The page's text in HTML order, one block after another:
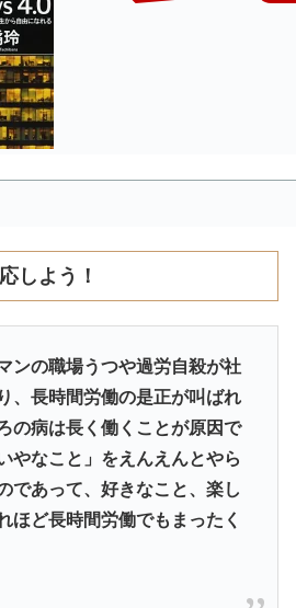
しよう！
ンの職場うつや過労自殺が社
、長時間労働の是正が叫ばれ
の病は長く働くことが原因で
やなこと」 をえんえんとやら
であって、好きなこと、 楽し
ほど長時間労働でもまったく